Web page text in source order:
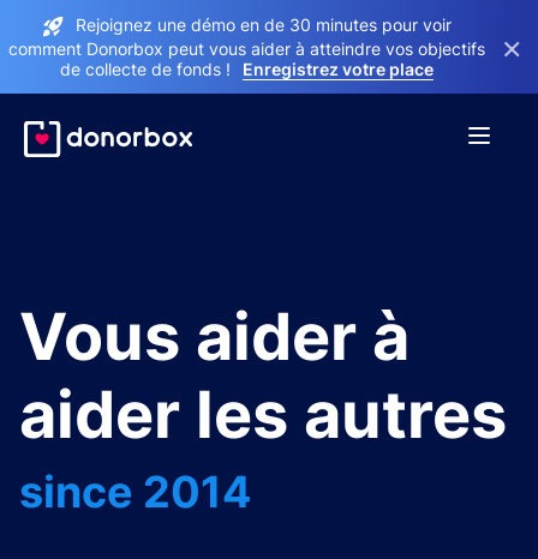
Rejoignez une démo en de 30 minutes pour voir
comment Donorbox peut vous aider à atteindre vos objectifs
de collecte de fonds !
Enregistrez votre place
×
Vous aider à
aider les autres
since 2014